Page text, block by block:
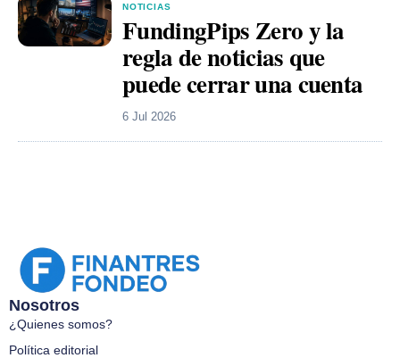
NOTICIAS
FundingPips Zero y la
regla de noticias que
puede cerrar una cuenta
6 Jul 2026
Nosotros
¿Quienes somos?
Política editorial